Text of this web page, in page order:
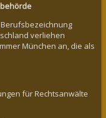
Berufsbezeichnung
verliehen
München an, die als
für Rechtsanwälte